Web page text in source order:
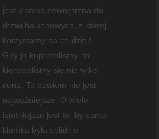
jest klamka zewnętrzna do
drzwi balkonowych, z której
korzystamy na co dzień.
Gdy ją kupowaliśmy, to
kierowaliśmy się nie tylko
ceną. Ta bowiem nie jest
najważniejsze. O wiele
istotniejsze jest to, by sama
klamka była solidnie